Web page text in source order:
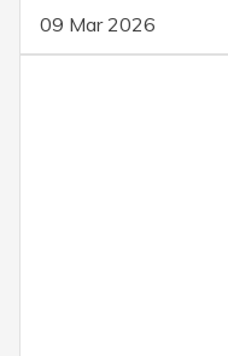
09 Mar 2026